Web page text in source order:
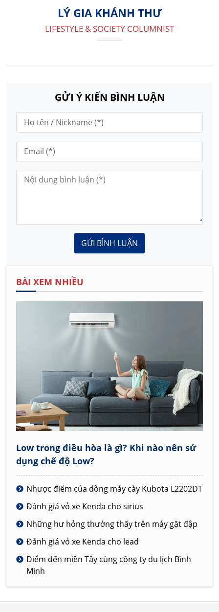
LÝ GIA KHÁNH THƯ
LIFESTYLE & SOCIETY COLUMNIST
GỬI Ý KIẾN BÌNH LUẬN
GỬI BÌNH LUẬN
BÀI XEM NHIỀU
Low trong điều hòa là gì? Khi nào nên sử
dụng chế độ Low?
Nhược điểm của dòng máy cày Kubota L2202DT
Đánh giá vỏ xe Kenda cho sirius
Những hư hỏng thường thấy trên máy gặt đập
Đánh giá vỏ xe Kenda cho lead
Điểm đến miền Tây cùng công ty du lịch Bình
Minh